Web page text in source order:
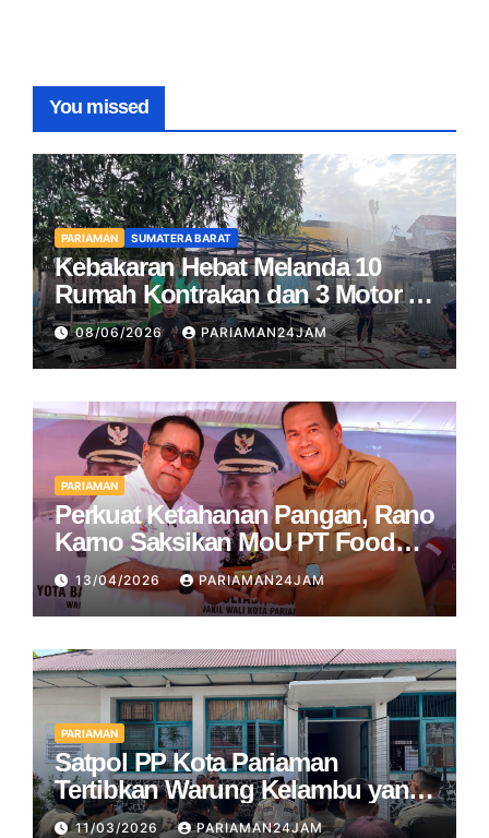
You missed
PARIAMAN SUMATERA BARAT
Kebakaran Hebat Melanda 10
Rumah Kontrakan dan 3 Motor di
Pariaman
08/06/2026 PARIAMAN24JAM
PARIAMAN
Perkuat Ketahanan Pangan, Rano
Karno Saksikan MoU PT Food
Station dan Pemko Pariaman
13/04/2026 PARIAMAN24JAM
PARIAMAN
Satpol PP Kota Pariaman
Tertibkan Warung Kelambu yang
Beroperasi di Bulan Ramadan
11/03/2026 PARIAMAN24JAM